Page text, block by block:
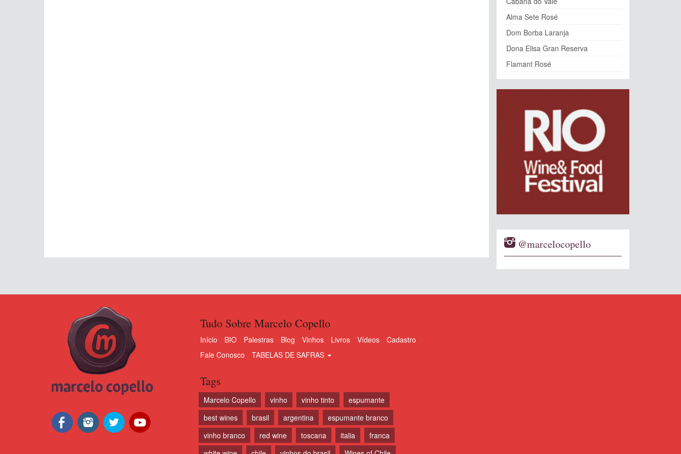
Alma Sete Rosé
Dom Borba Laranja
Dona Elisa Gran Reserva
Flamant Rosé
@marcelocopello
Tudo Sobre Marcelo Copello
Início BIO Palestras Blog Vinhos Livros Vídeos
Cadastro
Fale Conosco
TABELAS DE SAFRAS
Tags
Marcelo Copello vinho vinho tinto
espumante
best wines
brasil argentina
espumante branco
vinho branco
red wine toscana italia
franca